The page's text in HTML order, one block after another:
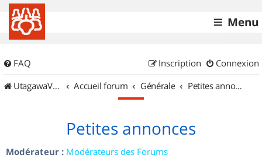
Menu
FAQ Connexion
Inscription
UtagawaVTT (Randos VTT et VTTAE avec traces GPS)
Accueil forum Générale Petites annonces
Petites annonces
Modérateur : Modérateurs des Forums